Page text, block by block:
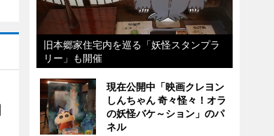
旧本郷家住宅内を巡る「妖怪スタンプラ
リー」も開催
現在公開中「映画クレヨン
しんちゃん 奇々怪々！オラ
の妖怪バケ～ション」のパ
ネル